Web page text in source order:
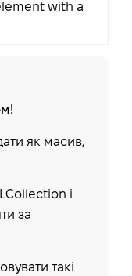
with a
як масив,
і
за
такі